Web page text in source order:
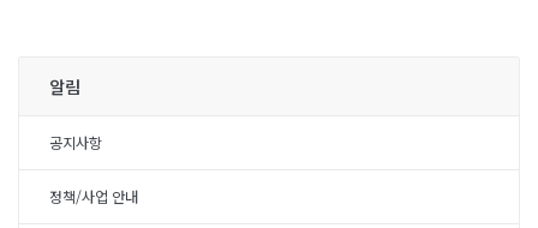
알림
공지사항
정책/사업 안내